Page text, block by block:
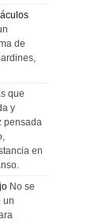
de
que
y
pensada
en
No se
un